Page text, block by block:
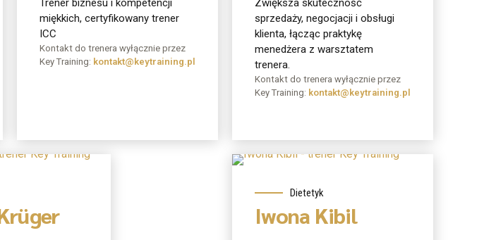
Trener biznesu i kompetencji
miękkich, certyfikowany trener
ICC
Kontakt do trenera wyłącznie przez
Key Training: kontakt@keytraining.pl
Zwiększa skuteczność
sprzedaży, negocjacji i obsługi
klienta, łącząc praktykę
menedżera z warsztatem
trenera.
Kontakt do trenera wyłącznie przez
Key Training: kontakt@keytraining.pl
O mnie
Dietetyk
Iwona Kibil